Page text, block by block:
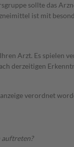
sollte das
ist mit
Arzt. Es spielen
derzeitigen
verordnet
auftreten?